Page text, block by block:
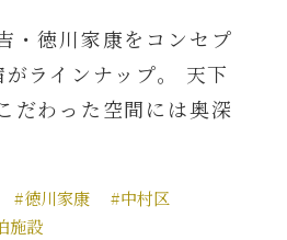
・徳川家康をコンセプ
ラインナップ。 天下
だわった空間には奥深
#徳川家康
#中村区
施設